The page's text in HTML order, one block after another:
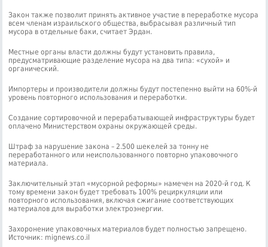
Закон также позволит принять активное участие в переработке мусора
всем членам израильского общества, выбрасывая различный тип
мусора в отдельные баки, считает Эрдан.
Местные органы власти должны будут установить правила,
предусматривающие разделение мусора на два типа: «сухой» и
органический.
Импортеры и производители должны будут постепенно выйти на 60%-й
уровень повторного использования и переработки.
Создание сортировочной и перерабатывающей инфраструктуры будет
оплачено Министерством охраны окружающей среды.
Штраф за нарушение закона – 2.500 шекелей за тонну не
переработанного или неиспользованного повторно упаковочного
материала.
Заключительный этап «мусорной реформы» намечен на 2020-й год. К
тому времени закон будет требовать 100% рециркуляции или
повторного использования, включая сжигание соответствующих
материалов для выработки электроэнергии.
Захоронение упаковочных материалов будет полностью запрещено.
Источник: mignews.co.il